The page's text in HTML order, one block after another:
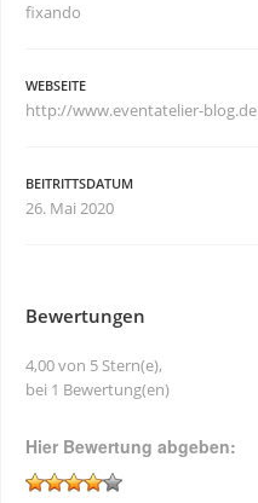
fixando
WEBSEITE
http://www.eventatelier-blog.de
BEITRITTSDATUM
26. Mai 2020
Bewertungen
4,00 von 5 Stern(e),
bei 1 Bewertung(en)
Hier Bewertung abgeben: